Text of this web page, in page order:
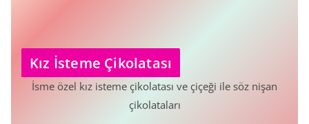
Kız İsteme Çikolatası
İsme özel kız isteme çikolatası ve çiçeği ile söz nişan
çikolataları